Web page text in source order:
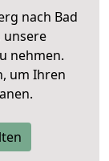
nach Bad
unsere
nehmen.
um Ihren